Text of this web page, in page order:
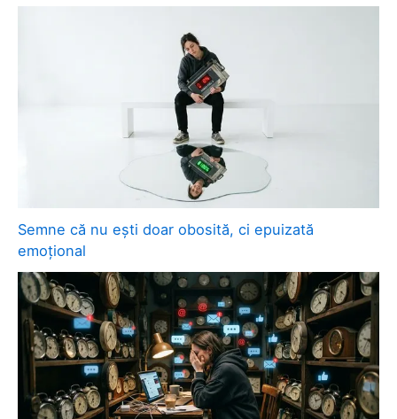
Semne că nu ești doar obosită, ci epuizată
emoțional